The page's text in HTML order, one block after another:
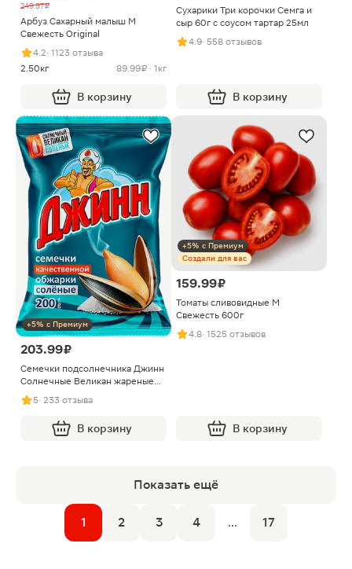
249.97 ₽
Арбуз Сахарный малыш M
Свежесть Original
4.2· 1123 отзыва
2.50кг
89.99 ₽ · 1кг
В корзину
Сухарики Три корочки Семга и
сыр 60г с соусом тартар 25мл
4.9· 558 отзывов
В корзину
+5% с Премиум
203.99 ₽
Семечки подсолнечника Джинн
Солнечные Великан жареные
полосатые солёные 200г
5· 233 отзыва
В корзину
+5% с Премиум
Создали для вас
159.99 ₽
Томаты сливовидные М
Свежесть 600г
4.8· 1525 отзывов
В корзину
Показать ещё
1 2 3 4 ... 17